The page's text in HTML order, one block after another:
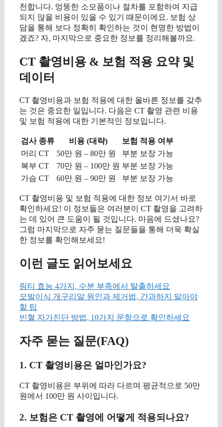
천합니다. 엉뚱한 소모품이나 절차를 포함하여 지급
되지 않을 비용이 있을 수 있기 때문이에요. 보험 상
담을 통해 보다 정확히 확인하는 것이 현명한 방법이
겠죠? 자, 마지막으로 중요한 정보를 정리해볼까요.
CT 촬영비용 & 보험 적용 요약 및
데이터
CT 촬영비용과 보험 적용에 대한 올바른 정보를 갖추
는 것은 중요한 일입니다. 다음은 CT 촬영 관련 비용
및 보험 적용에 대한 기본적인 정보입니다.
검사 종류 비용 (대략)
보험 적용 여부
머리 CT
50만 원 – 80만 원
부분 보장 가능
복부 CT
70만 원 – 100만 원 부분 보장 가능
가슴 CT
60만 원 – 90만 원 부분 보장 가능
CT 촬영비용 및 보험 적용에 대한 정보 여기서 바로
확인하세요! 이 정보들은 여러분이 CT 촬영을 고려하
는 데 있어 큰 도움이 될 것입니다. 마음에 드셨나요?
그럼 마지막으로 자주 묻는 질문들을 통해 더욱 확실
한 정보를 확인해보세요!
이런 글도 읽어보세요
링티 효능 4가지, 수분 부족에서 탈출하세요
모발이식 개구리알 원인과 제거법, 간과하지 말아야
할 팁
빈혈 자가진단 방법, 10가지 문항으로 확인하세요
자주 묻는 질문(FAQ)
1. CT 촬영비용은 얼마인가요?
CT 촬영비용은 부위에 따라 다르며 평균적으로 50만
원에서 100만 원 사이입니다.
2. 보험은 CT 촬영에 어떻게 적용되나요?